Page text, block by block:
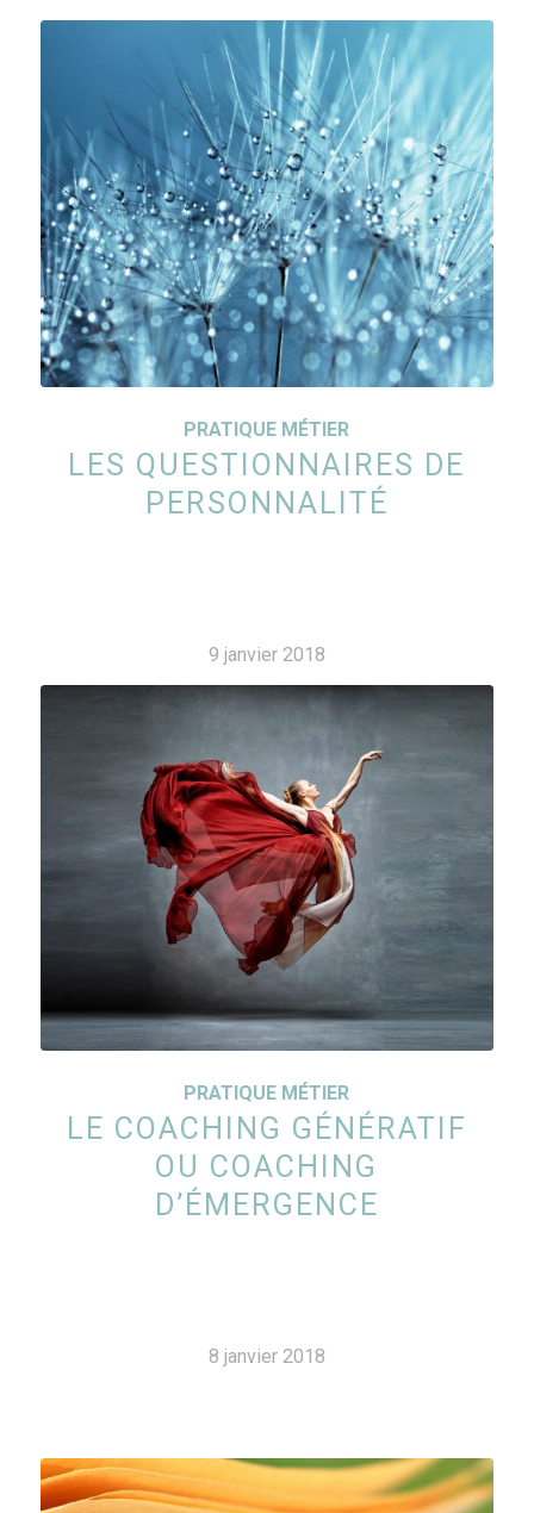
PRATIQUE MÉTIER
LES QUESTIONNAIRES DE
PERSONNALITÉ
9 janvier 2018
PRATIQUE MÉTIER
LE COACHING GÉNÉRATIF
OU COACHING
D’ÉMERGENCE
8 janvier 2018